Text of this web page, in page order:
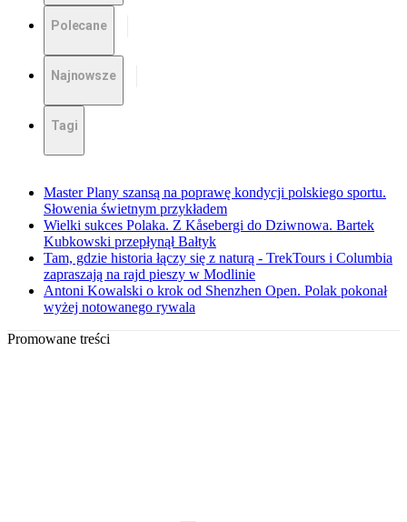
Polecane
Najnowsze
Tagi
Master Plany szansą na poprawę kondycji polskiego sportu.
Słowenia świetnym przykładem
Wielki sukces Polaka. Z Kåsebergi do Dziwnowa. Bartek
Kubkowski przepłynął Bałtyk
Tam, gdzie historia łączy się z naturą - TrekTours i Columbia
zapraszają na rajd pieszy w Modlinie
Antoni Kowalski o krok od Shenzhen Open. Polak pokonał
wyżej notowanego rywala
Promowane treści